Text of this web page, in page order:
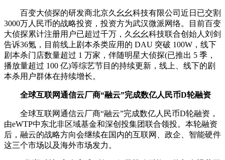
百变大侦探的研发商北京久幺幺科技有限公司近日已交割
3000万人民币的战略投资，投资方为武汉微派网络。目前百变
大侦探累计注册用户已超过千万，久幺幺科技联合创始人刘剑
告诉36氪，目前线上剧本杀类应用的 DAU 突破 100W，线下
剧本杀门店数量超过 1 万家，伴随明星大侦探(已推出 5 季，
播放量超过 100 亿)等综艺节目的持续更新，线上、线下的剧
本杀用户群体在持续增长。
全球互联网通信云厂商“融云”完成数亿人民币D轮融资
全球互联网通信云厂商“融云”完成数亿人民币D轮融资，
由eWTP中东北非区域基金和深创投集团联合领投。本轮融资
后，融云的战略方向会继续在国内的互联网、政企、智能硬件
这三个市场以及海外市场发力。